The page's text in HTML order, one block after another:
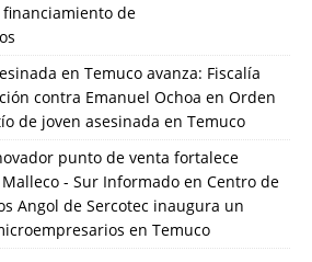
de
en Temuco avanza: Fiscalía
contra Emanuel Ochoa en Orden
de joven asesinada en Temuco
punto de venta fortalece
- Sur Informado en Centro de
Angol de Sercotec inaugura un
en Temuco